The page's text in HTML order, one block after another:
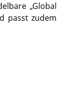
„Global
passt zudem